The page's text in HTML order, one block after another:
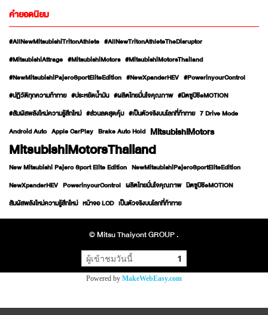
คำยอดนิยม
#AllNewMitsubishiTritonAthlete #AllNewTritonAthleteTheDisruptor
#MitsubishiAttrage #MitsubishiMotors #MitsubishiMotorsThailand
#NewMitsubishiPajeroSportEliteEdition #NewXpanderHEV #PowerinyourControl
#ปฏิวัติทุกความท้าทาย #ประหยัดน้ำมัน #ผลิตไทยมั่นใจคุณภาพ #มิตซูบิชิeMOTION
#สัมผัสพลังใหม่ความรู้สึกใหม่ #ส่วนลดสุดคุ้ม #เป็นตัวจริงบนโลกที่ท้าทาย 7 Drive Mode
Android Auto Apple CarPlay Brake Auto Hold MitsubishiMotors
MitsubishiMotorsThailand
New Mitsubishi Pajero Sport Elite Edition NewMitsubishiPajeroSportEliteEdition
NewXpanderHEV PowerinyourControl ผลิตไทยมั่นใจคุณภาพ มิตซูบิชิeMOTION
สัมผัสพลังใหม่ความรู้สึกใหม่ หน้าจอ LCD เป็นตัวจริงบนโลกที่ท้าทาย
© Mitsu Thaiyont GROUP .
ผู้เข้าชมวันนี้ 1
Powered by MakeWebEasy.com